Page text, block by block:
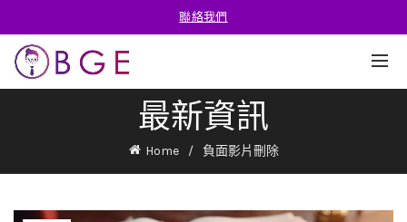
聯絡我們
最新資訊
Home 負面影片刪除